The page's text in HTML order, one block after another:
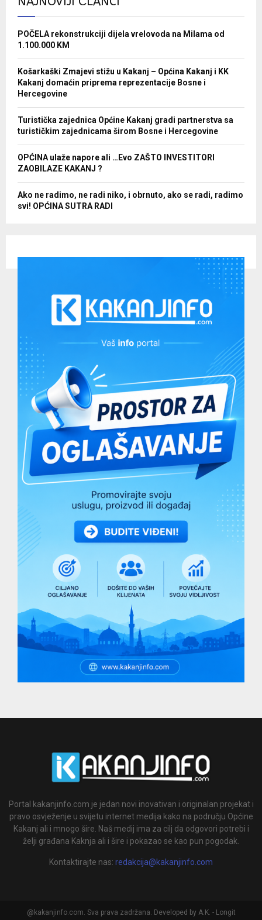
POČELA rekonstrukciji dijela vrelovoda na Milama od
1.100.000 KM
Košarkaški Zmajevi stižu u Kakanj – Općina Kakanj i KK
Kakanj domaćin priprema reprezentacije Bosne i
Hercegovine
Turistička zajednica Općine Kakanj gradi partnerstva sa
turističkim zajednicama širom Bosne i Hercegovine
OPĆINA ulaže napore ali …Evo ZAŠTO INVESTITORI
ZAOBILAZE KAKANJ ?
Ako ne radimo, ne radi niko, i obrnuto, ako se radi, radimo
svi! OPĆINA SUTRA RADI
Portal kakanjinfo.com je jedan novi inovativan i originalan projekat i
pravo osvježenje u svijetu internet medija kako na području Općine
Kakanj ali i mnogo šire. Naš medij ima za cilj da odgovori potrebi i
želji građana Kaknja ali i šire i pokazao se kao pun pogodak.
Kontaktirajte nas: redakcija@kakanjinfo.com
@kakanjinfo.com. Sva prava zadržana. Developed by A.K. - Longit